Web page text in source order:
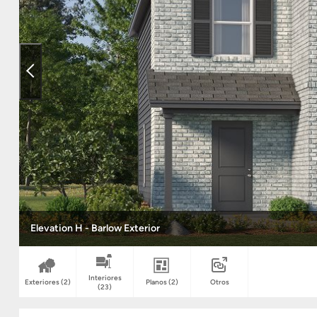
Elevation H - Barlow Exterior
Exteriores(2)
Interiores
(23)
Planos(2) Otros